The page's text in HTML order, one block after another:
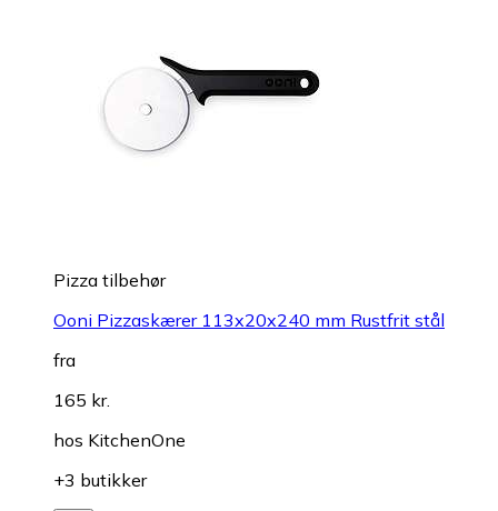
Pizza tilbehør
Ooni Pizzaskærer 113x20x240 mm Rustfrit stål
fra
165 kr.
hos KitchenOne
+3 butikker